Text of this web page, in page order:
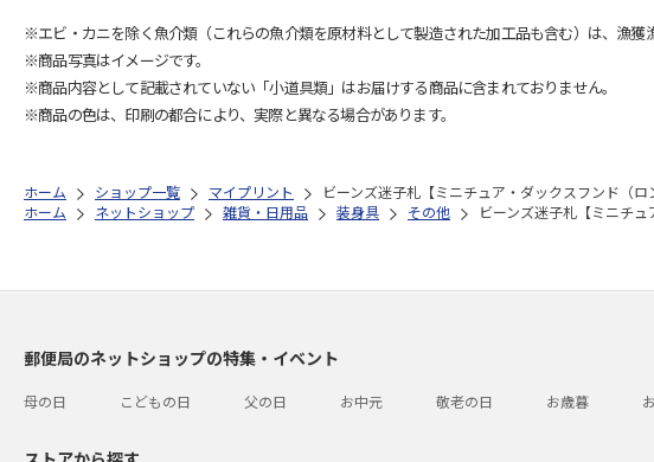
※エビ・カニを除く魚介類（これらの魚介類を原材料として製造された加工品も含む）は、漁
※商品写真はイメージです。
※商品内容として記載されていない「小道具類」はお届けする商品に含まれておりません。
※商品の色は、印刷の都合により、実際と異なる場合があります。
ホーム ショップ一覧 マイプリント
ビーンズ迷子札【ミニチュア・ダックスフンド（
ホーム
ネットショップ 雑貨・日用品 装身具 その他 ビーンズ迷子札【ミニチ
郵便局のネットショップの特集・イベント
母の日 こどもの日 父の日 お中元 敬老の日 お歳暮